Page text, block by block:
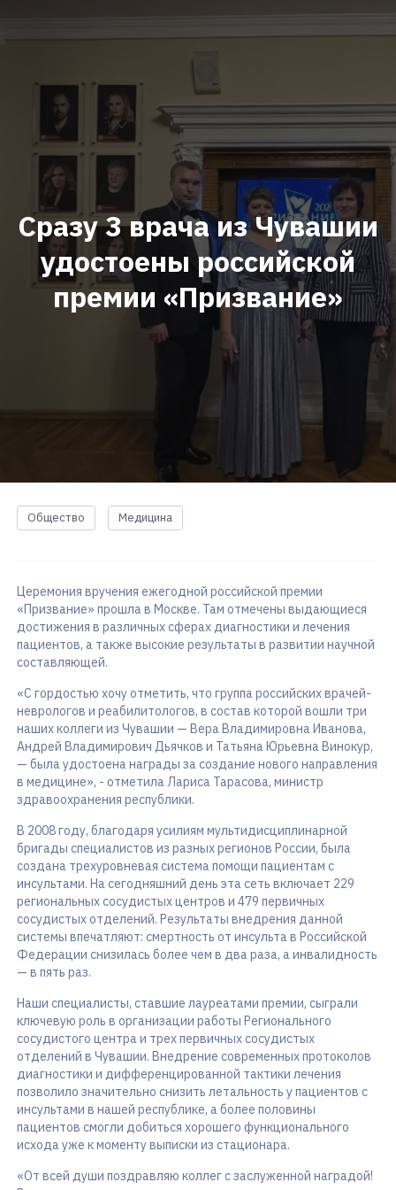
Сразу 3 врача из Чувашии
удостоены российской
премии «Призвание»
Общество Медицина
Церемония вручения ежегодной российской премии
«Призвание» прошла в Москве. Там отмечены выдающиеся
достижения в различных сферах диагностики и лечения
пациентов, а также высокие результаты в развитии научной
составляющей.
«С гордостью хочу отметить, что группа российских врачей-
неврологов и реабилитологов, в состав которой вошли три
наших коллеги из Чувашии — Вера Владимировна Иванова,
Андрей Владимирович Дьячков и Татьяна Юрьевна Винокур,
— была удостоена награды за создание нового направления
в медицине», - отметила Лариса Тарасова, министр
здравоохранения республики.
В 2008 году, благодаря усилиям мультидисциплинарной
бригады специалистов из разных регионов России, была
создана трехуровневая система помощи пациентам с
инсультами. На сегодняшний день эта сеть включает 229
региональных сосудистых центров и 479 первичных
сосудистых отделений. Результаты внедрения данной
системы впечатляют: смертность от инсульта в Российской
Федерации снизилась более чем в два раза, а инвалидность
— в пять раз.
Наши специалисты, ставшие лауреатами премии, сыграли
ключевую роль в организации работы Регионального
сосудистого центра и трех первичных сосудистых
отделений в Чувашии. Внедрение современных протоколов
диагностики и дифференцированной тактики лечения
позволило значительно снизить летальность у пациентов с
инсультами в нашей республике, а более половины
пациентов смогли добиться хорошего функционального
исхода уже к моменту выписки из стационара.
«От всей души поздравляю коллег с заслуженной наградой!